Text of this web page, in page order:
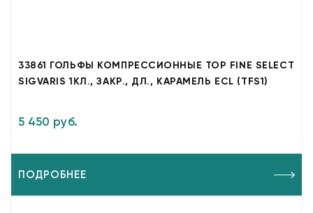
33861 ГОЛЬФЫ КОМПРЕССИОННЫЕ TOP FINE SELECT
SIGVARIS 1КЛ., ЗАКР., ДЛ., КАРАМЕЛЬ ECL (TFS1)
5 450 руб.
ПОДРОБНЕЕ